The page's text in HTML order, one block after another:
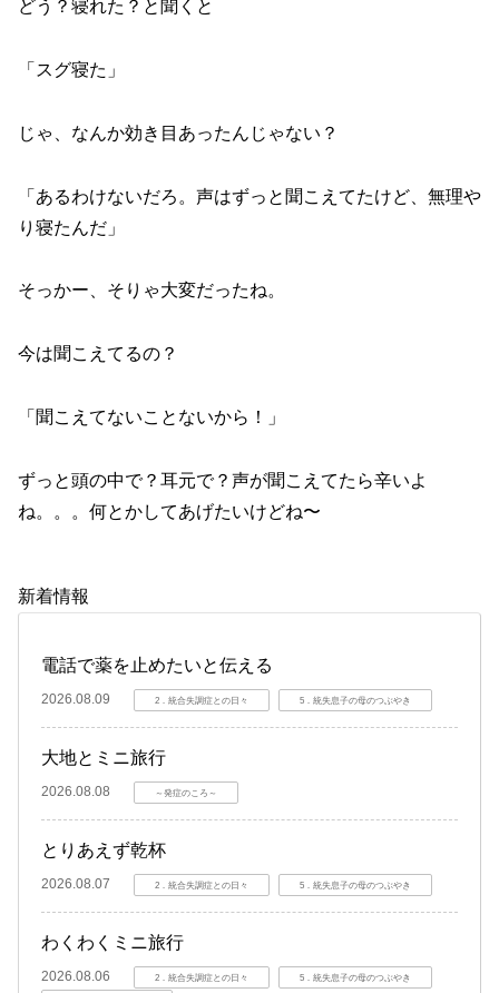
どう？寝れた？と聞くと
「スグ寝た」
じゃ、なんか効き目あったんじゃない？
「あるわけないだろ。声はずっと聞こえてたけど、無理や
り寝たんだ」
そっかー、そりゃ大変だったね。
今は聞こえてるの？
「聞こえてないことないから！」
ずっと頭の中で？耳元で？声が聞こえてたら辛いよ
ね。。。何とかしてあげたいけどね〜
新着情報
電話で薬を止めたいと伝える
2026.08.09 2．統合失調症との日々 5．統失息子の母のつぶやき
大地とミニ旅行
2026.08.08 ～発症のころ～
とりあえず乾杯
2026.08.07 2．統合失調症との日々 5．統失息子の母のつぶやき
わくわくミニ旅行
2026.08.06 2．統合失調症との日々 5．統失息子の母のつぶやき